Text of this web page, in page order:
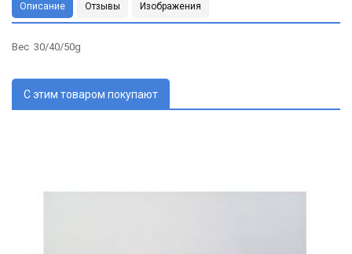
Описание Отзывы Изображения
Вес 30/40/50g
С этим товаром покупают